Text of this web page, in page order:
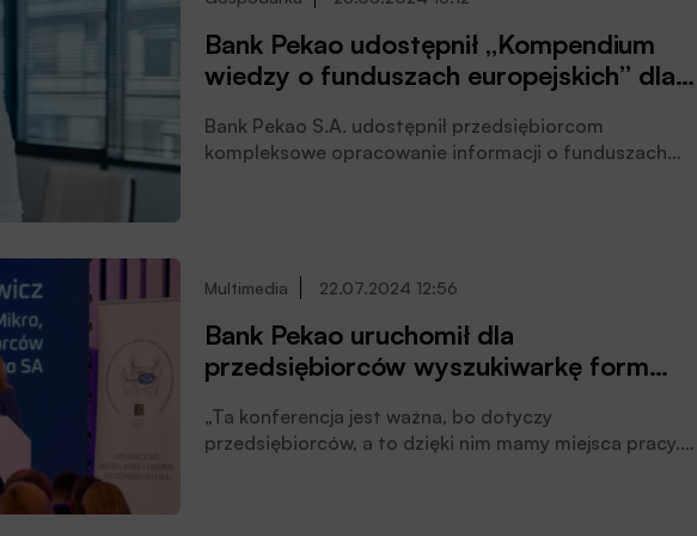
pozostaje otwarte.
Bank Pekao udostępnił „Kompendium
wiedzy o funduszach europejskich” dla
Bank Pekao S.A. udostępnił przedsiębiorcom
kompleksowe opracowanie informacji o funduszach
przeprowadza czytelników przez cały proces
programów, przez przygotowanie wniosków, aż po
zarządzanie pozyskanymi środkami, poinformował Bank.
Multimedia 22.07.2024 12:56
Bank Pekao uruchomił dla
przedsiębiorców wyszukiwarkę form
„Ta konferencja jest ważna, bo dotyczy
przedsiębiorców, a to dzięki nim mamy miejsca pracy.